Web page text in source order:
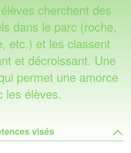
cherchent des
dans le parc (roche,
etc.) et les classent
et décroissant. Une
permet une amorce
les élèves.
visés